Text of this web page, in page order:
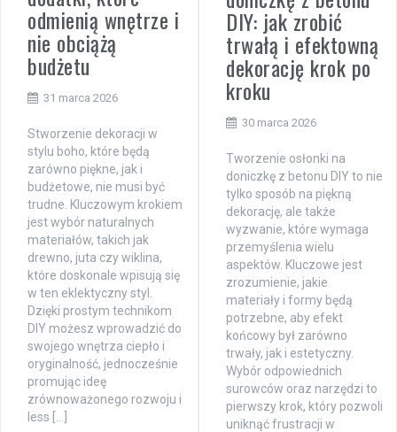
odmienią wnętrze i
nie obciążą
budżetu
31 marca 2026
Stworzenie dekoracji w
stylu boho, które będą
zarówno piękne, jak i
budżetowe, nie musi być
trudne. Kluczowym krokiem
jest wybór naturalnych
materiałów, takich jak
drewno, juta czy wiklina,
które doskonale wpisują się
w ten eklektyczny styl.
Dzięki prostym technikom
DIY możesz wprowadzić do
swojego wnętrza ciepło i
oryginalność, jednocześnie
promując ideę
zrównoważonego rozwoju i
less […]
DIY: jak zrobić
trwałą i efektowną
dekorację krok po
kroku
30 marca 2026
Tworzenie osłonki na
doniczkę z betonu DIY to nie
tylko sposób na piękną
dekorację, ale także
wyzwanie, które wymaga
przemyślenia wielu
aspektów. Kluczowe jest
zrozumienie, jakie
materiały i formy będą
potrzebne, aby efekt
końcowy był zarówno
trwały, jak i estetyczny.
Wybór odpowiednich
surowców oraz narzędzi to
pierwszy krok, który pozwoli
uniknąć frustracji w